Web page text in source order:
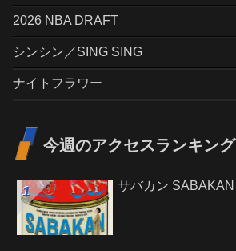
2026 NBA DRAFT
シンシン／SING SING
ナイトフラワー
今週のアクセスランキング
サバカン SABAKAN